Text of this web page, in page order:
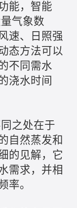
能，智能
气象数
速、日照强
态方法可以
不同需水
浇水时间
之处在于
自然蒸发和
的见解，它
需求，并相
率。